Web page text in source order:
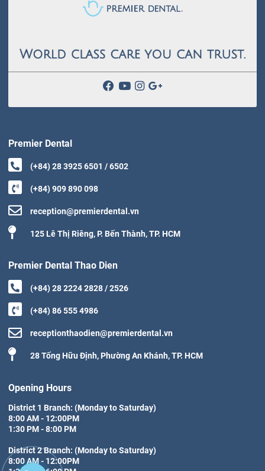
Premier Dental
(+84) 28 3925 6501 / 6502
(+84) 909 890 098
reception@premierdental.vn
125 Lê Thị Riêng, P. Bến Thành, TP. HCM
Premier Dental Thao Dien
(+84) 28 2224 2828 / 2526
(+84) 86 555 4986
receptionthaodien@premierdental.vn
28 Tống Hữu Định, Phường An Khánh, TP. HCM
Opening Hours
District 1 Branch: (Monday to Saturday)
8:00 AM - 12:00PM
1:30 PM - 8:00 PM
District 2 Branch: (Monday to Saturday)
8:00 AM - 12:00PM